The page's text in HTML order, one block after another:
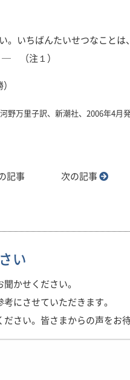
いちばんたいせつなことは
─ （注１）
野万里子訳、新潮社、2006年4月
記事 次の記事
い
かせください。
にさせていただきます。
さい。皆さまからの声をお